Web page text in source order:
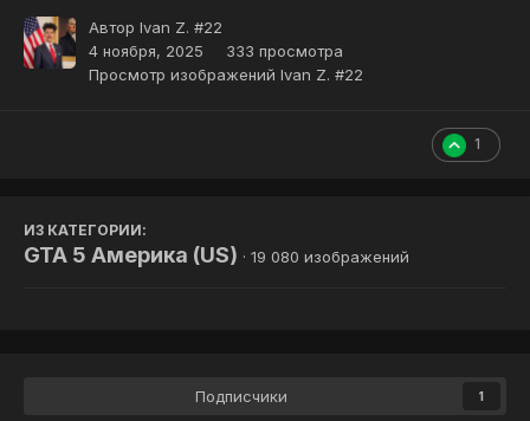
Автор Ivan Z. #22
4 ноября, 2025
333 просмотра
Просмотр изображений Ivan Z. #22
1
ИЗ КАТЕГОРИИ:
GTA 5 Америка (US) · 19 080 изображений
Подписчики 1